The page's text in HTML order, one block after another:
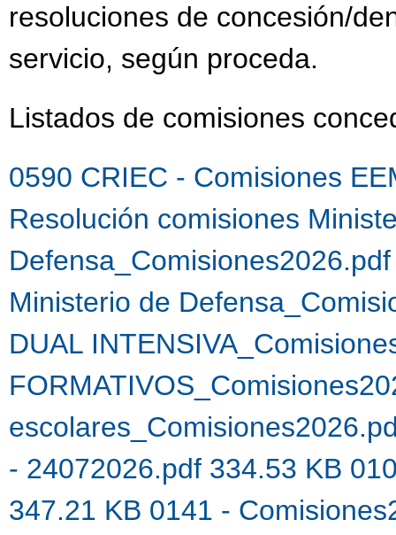
resoluciones de concesión/
servicio, según proceda.
Listados de comisiones
0590 CRIEC - Comisiones
Resolución comisiones
Ministerio de
DUAL
- 24072026.pdf 334.53 KB
347.21 KB 0141 -